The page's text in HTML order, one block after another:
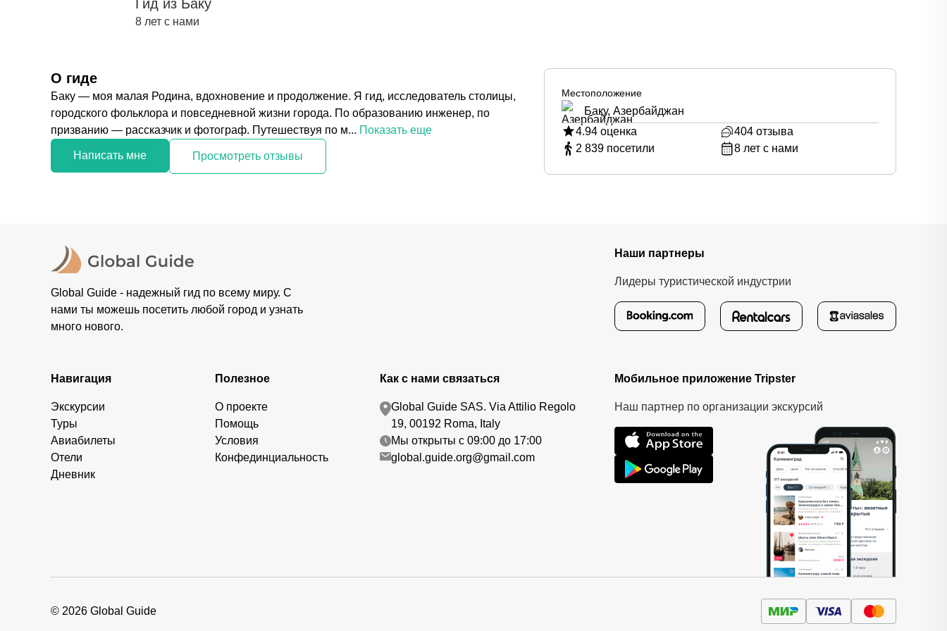
Гид из Баку
8 лет с нами
О гиде
Баку — моя малая Родина, вдохновение и продолжение. Я гид, исследователь столицы,
городского фольклора и повседневной жизни города. По образованию инженер, по
призванию — рассказчик и фотограф. Путешествуя по м... Показать еще
Написать мне Просмотреть отзывы
Местоположение
Баку, Азербайджан
4.94 оценка 404 отзыва
2 839 посетили 8 лет с нами
Global Guide - надежный гид по всему миру. С
нами ты можешь посетить любой город и узнать
много нового.
Наши партнеры
Лидеры туристической индустрии
Навигация
Экскурсии
Туры
Авиабилеты
Отели
Дневник
Полезное
О проекте
Помощь
Условия
Конфединциальность
Как с нами связаться
Global Guide SAS. Via Attilio Regolo
19, 00192 Roma, Italy
Мы открыты с 09:00 до 17:00
global.guide.org@gmail.com
Мобильное приложение Tripster
Наш партнер по организации экскурсий
© 2026 Global Guide